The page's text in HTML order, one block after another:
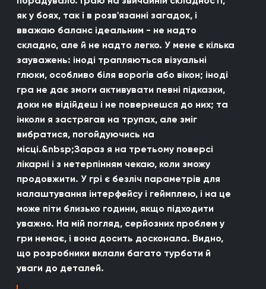
як у боях, так і в розв'язанні загадок, і
вважаю баланс ідеальним - не надто
складно, але й не надто легко. У мене є кілька
зауважень: іноді трапляються візуальні
глюки, особливо біля ворогів або вікон; іноді
гра не дає змоги активувати певні підказки,
доки не відійдеш і не повернешся до них; та
інколи я застрягав на трупах, але зміг
вибратися, погойдуючись на
місці.&nbsp;Зараз я на третьому поверсі
лікарні і з нетерпінням чекаю, коли зможу
продовжити. У грі є безліч параметрів для
налаштування інтерфейсу і геймплею, і на це
може піти близько години, якщо підходити
уважно. На мій погляд, серйозних проблем у
гри немає, і вона досить досконала. Видно,
що розробники вклали багато турботи й
уваги до деталей.